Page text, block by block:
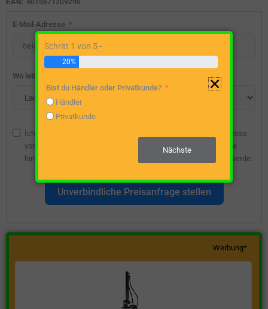
E-Mail-Adresse
Wo lebst du?
Ich bin damit einverstanden, dass die angegebene E-Mail-Adresse
vom Webseitenbetreiber gespeichert wird, damit ich über diese
hinsichtlich eines unverbindlichen Preisangebots kontaktiert werde.
Unverbindliche Preisanfrage stellen
Werbung*
Schritt 1 von 5 -
20%
Bist du Händler oder Privatkunde?
Händler
Privatkunde
Nächste